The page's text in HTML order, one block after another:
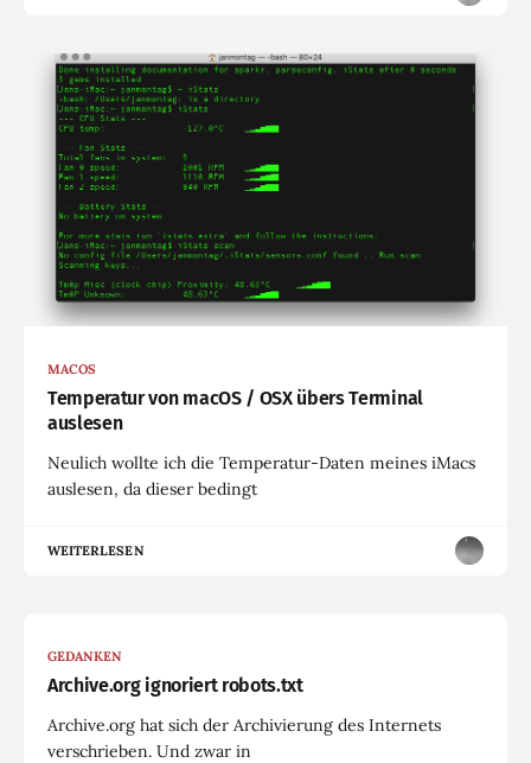
MACOS
Temperatur von macOS / OSX übers Terminal
auslesen
Neulich wollte ich die Temperatur-Daten meines iMacs
auslesen, da dieser bedingt
WEITERLESEN
GEDANKEN
Archive.org ignoriert robots.txt
Archive.org hat sich der Archivierung des Internets
verschrieben. Und zwar in